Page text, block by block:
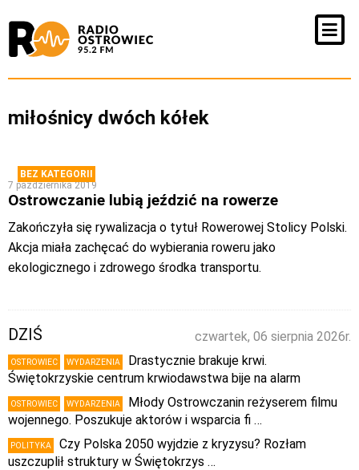
miłośnicy dwóch kółek
BEZ KATEGORII
7 października 2019
Ostrowczanie lubią jeździć na rowerze
Zakończyła się rywalizacja o tytuł Rowerowej Stolicy Polski.
Akcja miała zachęcać do wybierania roweru jako
ekologicznego i zdrowego środka transportu.
czwartek, 06 sierpnia 2026r.
DZIŚ
OSTROWIEC WYDARZENIA
Drastycznie brakuje krwi.
Świętokrzyskie centrum krwiodawstwa bije na alarm
OSTROWIEC WYDARZENIA
Młody Ostrowczanin reżyserem filmu
wojennego. Poszukuje aktorów i wsparcia fi …
POLITYKA
Czy Polska 2050 wyjdzie z kryzysu? Rozłam
uszczuplił struktury w Świętokrzys …